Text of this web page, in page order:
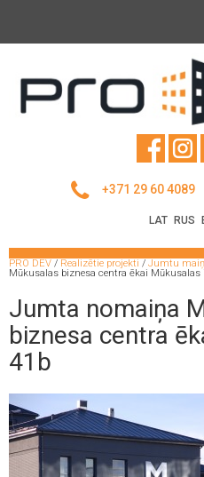
+371 29 60 4089
LAT RUS
PRO DEV / Realizētie projekti / Jumtu
Mūkusalas biznesa centra ēkai Mūkusalas
Jumta nomaiņa
biznesa centra
41b